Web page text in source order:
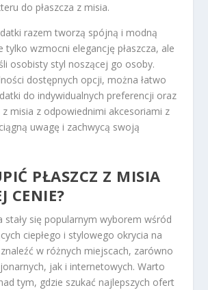
do płaszcza z misia.
razem tworzą spójną i modną
tylko wzmocni elegancję płaszcza, ale
osobisty styl noszącej go osoby.
dostępnych opcji, można łatwo
do indywidualnych preferencji oraz
z misia z odpowiednimi akcesoriami z
uwagę i zachwycą swoją
PŁASZCZ Z MISIA
CENIE?
stały się popularnym wyborem wśród
ciepłego i stylowego okrycia na
w różnych miejscach, zarówno
jak i internetowych. Warto
tym, gdzie szukać najlepszych ofert